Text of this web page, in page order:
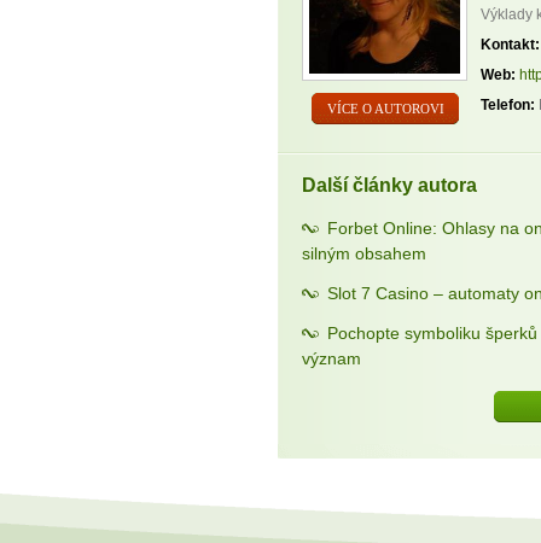
VÍCE O AUTOROVI
Výklady
Kontakt:
Web:
Telefon:
Další články autora
Forbet Online: Ohlasy na
silným obsahem
Slot 7 Casino – automaty
Pochopte symboliku
význam